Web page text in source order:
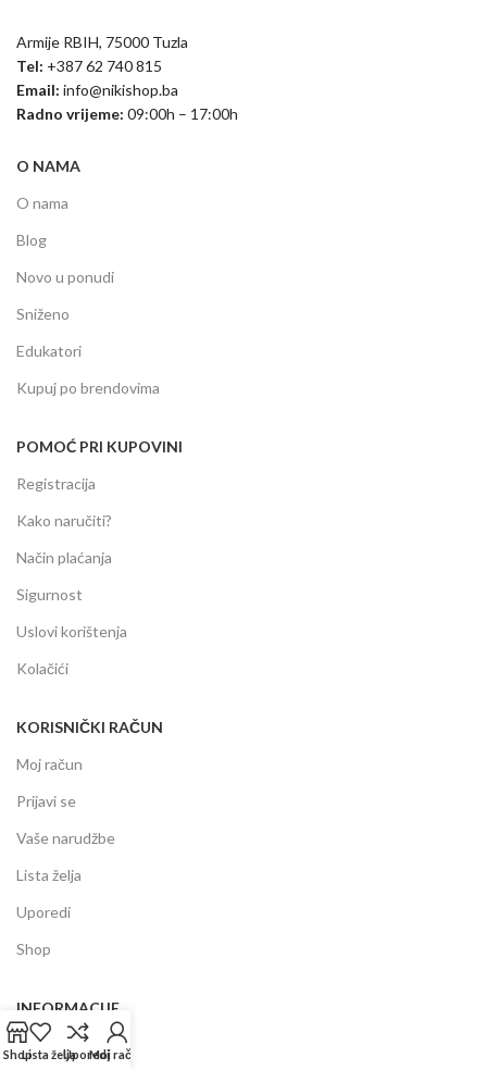
Armije RBIH, 75000 Tuzla
Tel: +387 62 740 815
Email: info@nikishop.ba
Radno vrijeme: 09:00h – 17:00h
O NAMA
O nama
Blog
Novo u ponudi
Sniženo
Edukatori
Kupuj po brendovima
POMOĆ PRI KUPOVINI
Registracija
Kako naručiti?
Način plaćanja
Sigurnost
Uslovi korištenja
Kolačići
KORISNIČKI RAČUN
Moj račun
Prijavi se
Vaše narudžbe
Lista želja
Uporedi
Shop
INFORMACIJE
Prodajni centar
ShopLista željaUporediMoj račun